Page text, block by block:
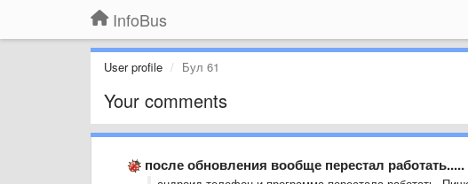
InfoBus
User profile Бул 61
Your comments
после обновления вообще перестал работать.....